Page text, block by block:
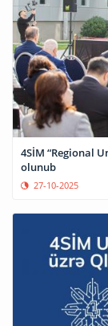
4SİM “Regional
olunub
27-10-2025